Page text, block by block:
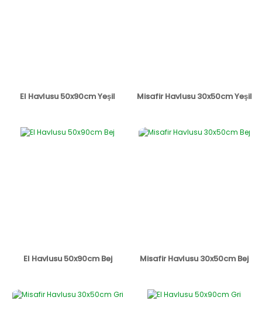
El Havlusu 50x90cm Yeşil Misafir Havlusu 30x50cm Yeşil
El Havlusu 50x90cm Bej Misafir Havlusu 30x50cm Bej